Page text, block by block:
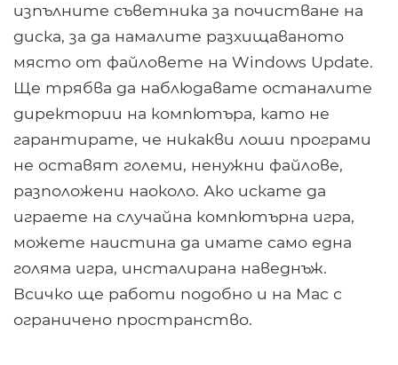
изпълните съветника за почистване на
диска, за да намалите разхищаваното
място от файловете на Windows Update.
Ще трябва да наблюдавате останалите
директории на компютъра, като не
гарантирате, че никакви лоши програми
не оставят големи, ненужни файлове,
разположени наоколо. Ако искате да
играете на случайна компютърна игра,
можете наистина да имате само една
голяма игра, инсталирана наведнъж.
Всичко ще работи подобно и на Mac с
ограничено пространство.